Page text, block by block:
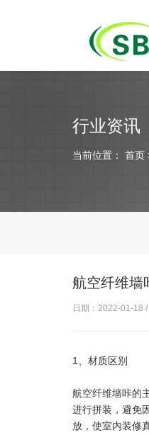
行业资讯
当前位置： 首页
航空纤维墙
日期：2022-01-18 /
1、材质区别
航空纤维墙咔的
进行拼装，避免
放，使室内装修